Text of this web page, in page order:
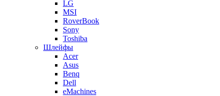
LG
MSI
RoverBook
Sony
Toshiba
Шлейфы
Acer
Asus
Benq
Dell
eMachines